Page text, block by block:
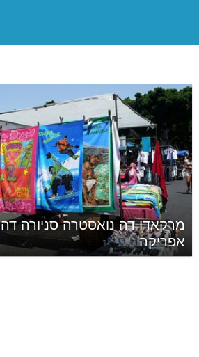
מרקאדו דה נואסטרה סניורה דה
אפריקה